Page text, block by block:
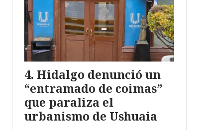
Hidalgo denunció un
“entramado de coimas”
que paraliza el
urbanismo de Ushuaia